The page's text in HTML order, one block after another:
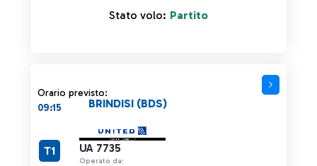
Stato volo: Partito
Orario previsto:
09:15
UA 7735
Operato da:
BRINDISI (BDS)
T1